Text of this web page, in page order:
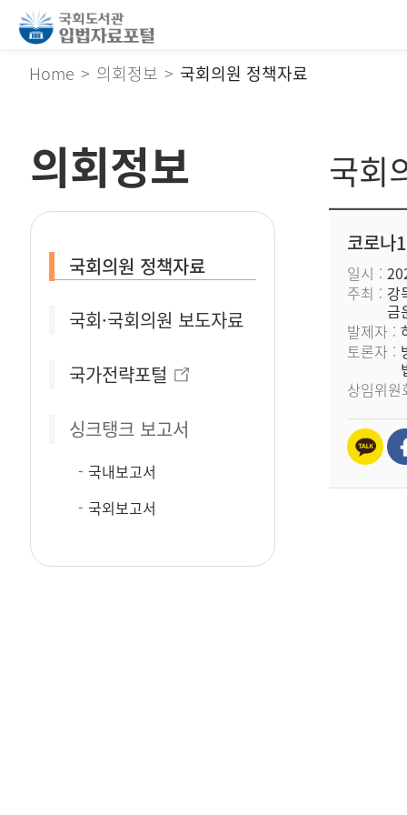
Home 의회정보 국회의원 정책자료
의회정보
국회의원 정책자료
국회·국회의원 보도자료
국가전략포털
싱크탱크 보고서
국내보고서
국외보고서
국회
코로나
일시
주최
강
금
발제자
토론자
상임위원